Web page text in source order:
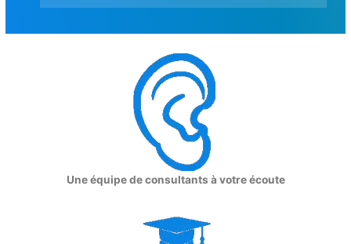
Une équipe de consultants à votre écoute